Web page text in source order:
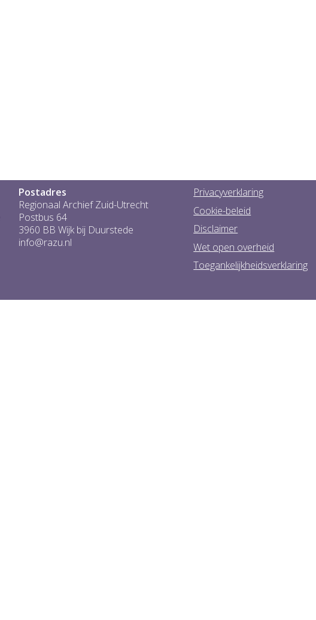
Postadres
Regionaal Archief Zuid-Utrecht
Postbus 64
3960 BB Wijk bij Duurstede
info@razu.nl
Privacyverklaring
Cookie-beleid
Disclaimer
Wet open overheid
Toegankelijkheidsverklaring